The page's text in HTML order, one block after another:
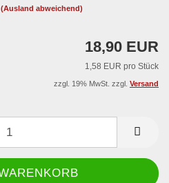
(Ausland abweichend)
18,90 EUR
1,58 EUR pro Stück
zzgl. 19% MwSt. zzgl. Versand